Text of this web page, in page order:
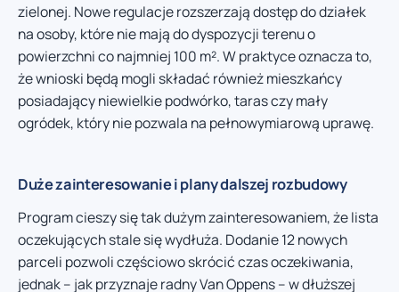
zielonej. Nowe regulacje rozszerzają dostęp do działek
na osoby, które nie mają do dyspozycji terenu o
powierzchni co najmniej 100 m². W praktyce oznacza to,
że wnioski będą mogli składać również mieszkańcy
posiadający niewielkie podwórko, taras czy mały
ogródek, który nie pozwala na pełnowymiarową uprawę.
Duże zainteresowanie i plany dalszej rozbudowy
Program cieszy się tak dużym zainteresowaniem, że lista
oczekujących stale się wydłuża. Dodanie 12 nowych
parceli pozwoli częściowo skrócić czas oczekiwania,
jednak – jak przyznaje radny Van Oppens – w dłuższej